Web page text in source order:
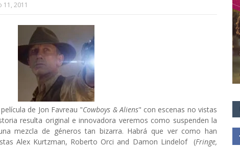
11, 2011
de Jon Favreau "Cowboys & Aliens" con escenas no vistas
resulta original e innovadora veremos como suspenden la
mezcla de géneros tan bizarra. Habrá que ver como han
Alex Kurtzman, Roberto Orci and Damon Lindelof (Fringe,